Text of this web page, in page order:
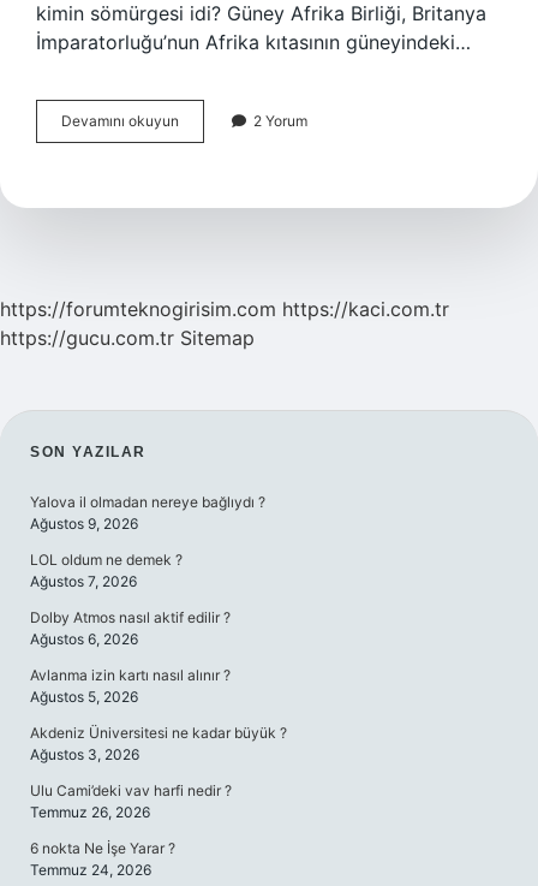
kimin sömürgesi idi? Güney Afrika Birliği, Britanya
İmparatorluğu’nun Afrika kıtasının güneyindeki…
Devamını okuyun
Afrika
Var
2 Yorum
https://forumteknogirisim.com https://kaci.com.tr
https://gucu.com.tr Sitemap
SIDEBAR
SON YAZILAR
Yalova il olmadan nereye bağlıydı ?
Ağustos 9, 2026
LOL oldum ne demek ?
Ağustos 7, 2026
Dolby Atmos nasıl aktif edilir ?
Ağustos 6, 2026
Avlanma izin kartı nasıl alınır ?
Ağustos 5, 2026
Akdeniz Üniversitesi ne kadar büyük ?
Ağustos 3, 2026
Ulu Cami’deki vav harfi nedir ?
Temmuz 26, 2026
6 nokta Ne İşe Yarar ?
Temmuz 24, 2026